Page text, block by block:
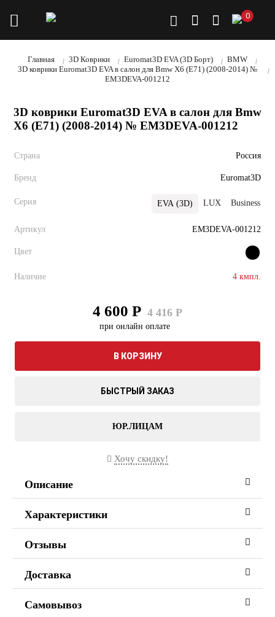
0
Главная 3D Коврики Euromat3D EVA (3D Борт)
BMW
3D коврики Euromat3D EVA в салон для Bmw X6 (E71) (2008-2014) №
EM3DEVA-001212
3D коврики Euromat3D EVA в салон для Bmw
X6 (E71) (2008-2014) № EM3DEVA-001212
Страна Россия
Бренд Euromat3D
Серия EVA (3D) LUX Business
Артикул EM3DEVA-001212
Цвет
Наличие 4 кмпл.
4 600 Р 4 416 Р
при онлайн оплате
В КОРЗИНУ
БЫСТРЫЙ ЗАКАЗ
ЮР.ЛИЦАМ
Хочу скидку!
Описание
Характеристики
Отзывы
Доставка
Самовывоз